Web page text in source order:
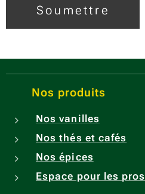
Soumettre
Nos produits
Nos vanilles
Nos thés et cafés
Nos épices
Espace pour les pros